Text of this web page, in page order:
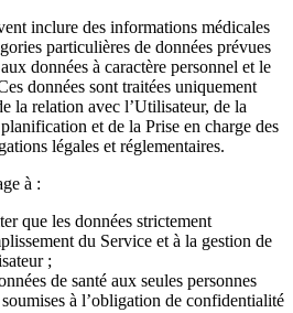
inclure des informations médicales
particulières de données prévues
données à caractère personnel et le
données sont traitées uniquement
la relation avec l’Utilisateur, de la
et de la Prise en charge des
légales et réglementaires.
à :
que les données strictement
du Service et à la gestion de
;
de santé aux seules personnes
à l’obligation de confidentialité